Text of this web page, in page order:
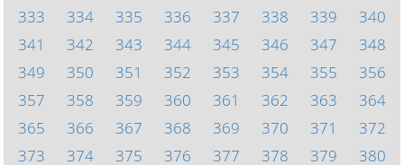
333
334 335 336 337 338 339
340
341
342 343 344 345 346 347
348
349
350 351 352 353 354 355
356
357
358 359 360 361 362 363
364
365
366 367 368 369 370 371
372
373
374 375 376 377 378 379 380